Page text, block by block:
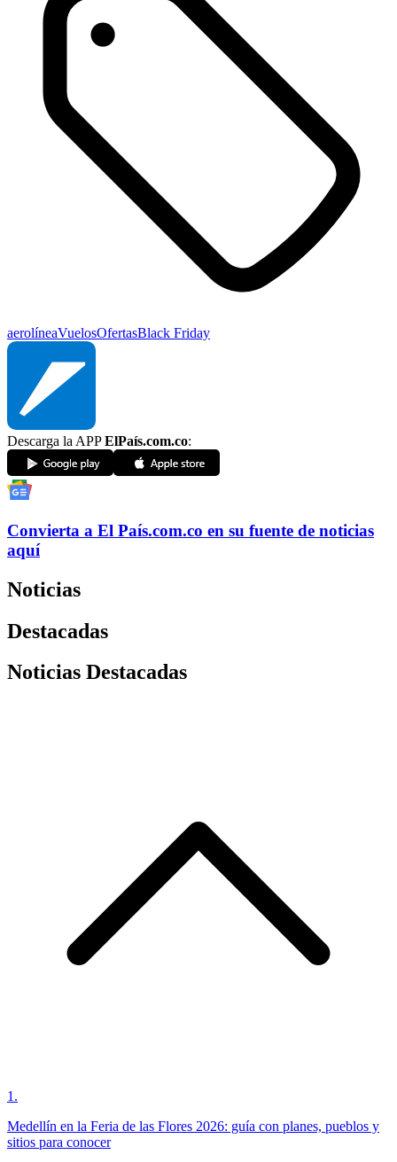
aerolíneaVuelosOfertasBlack Friday
Descarga la APPElPaís.com.co:
Convierta a El País.com.co en su fuente de noticias
aquí
Noticias
Destacadas
Noticias Destacadas
1 .
Medellín en la Feria de las Flores 2026: guía con planes, pueblos y
sitios para conocer